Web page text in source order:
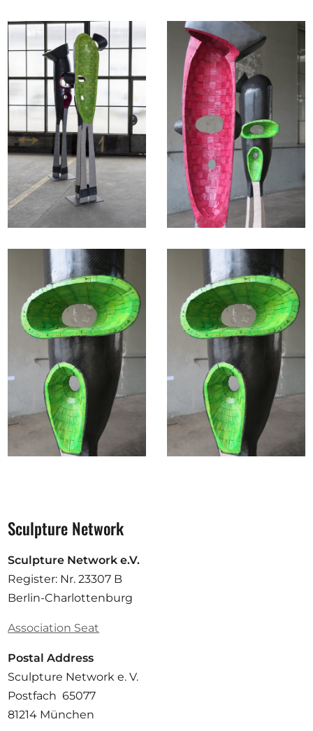
Sculpture Network
Sculpture Network e.V.
Register: Nr. 23307 B
Berlin-Charlottenburg
Association Seat
Postal Address
Sculpture Network e. V.
Postfach 65077
81214 München